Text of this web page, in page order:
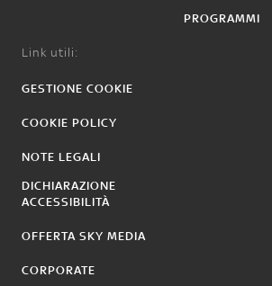
PROGRAMMI
Link utili:
GESTIONE COOKIE
COOKIE POLICY
NOTE LEGALI
DICHIARAZIONE
ACCESSIBILITÀ
OFFERTA SKY MEDIA
CORPORATE